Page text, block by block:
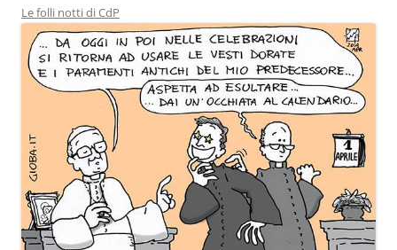
Le folli notti di CdP